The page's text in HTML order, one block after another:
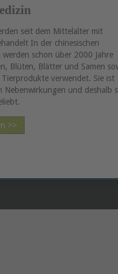
seit dem Mittelalter mit
In der chinesischen
werden schon über 2000 Jahre
Blüten, Blätter und Samen
verwendet. Sie ist
Nebenwirkungen und deshalb
>>